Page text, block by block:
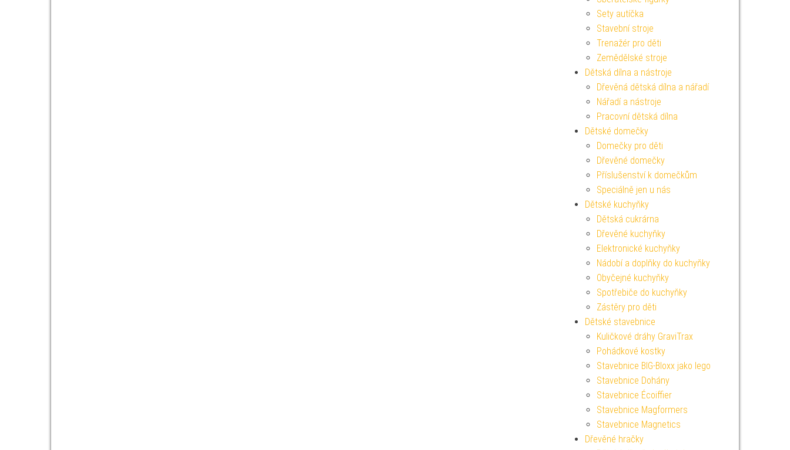
Sety autíčka
Stavební stroje
Trenažér pro děti
Zemědělské stroje
Dětská dílna a nástroje
Dřevěná dětská dílna a nářadí
Nářadí a nástroje
Pracovní dětská dílna
Dětské domečky
Domečky pro děti
Dřevěné domečky
Příslušenství k domečkům
Speciálně jen u nás
Dětské kuchyňky
Dětská cukrárna
Dřevěné kuchyňky
Elektronické kuchyňky
Nádobí a doplňky do kuchyňky
Obyčejné kuchyňky
Spotřebiče do kuchyňky
Zástěry pro děti
Dětské stavebnice
Kuličkové dráhy GraviTrax
Pohádkové kostky
Stavebnice BIG-Bloxx jako lego
Stavebnice Dohány
Stavebnice Écoiffier
Stavebnice Magformers
Stavebnice Magnetics
Dřevěné hračky